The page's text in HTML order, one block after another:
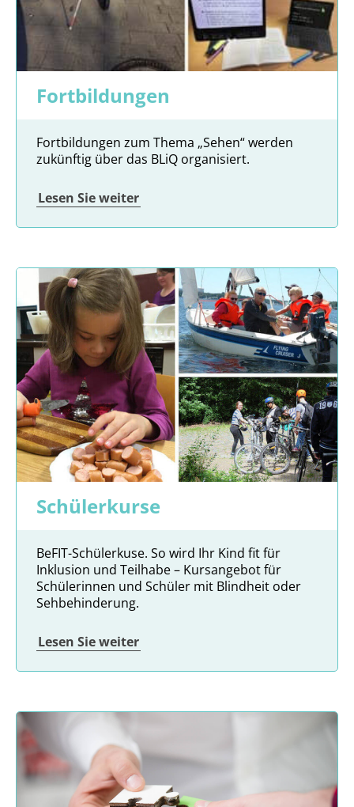
Fortbildungen
Fortbildungen zum Thema „Sehen“ werden
zukünftig über das BLiQ organisiert.
Lesen Sie weiter
Schülerkurse
BeFIT-Schülerkuse. So wird Ihr Kind fit für
Inklusion und Teilhabe – Kursangebot für
Schülerinnen und Schüler mit Blindheit oder
Sehbehinderung.
Lesen Sie weiter